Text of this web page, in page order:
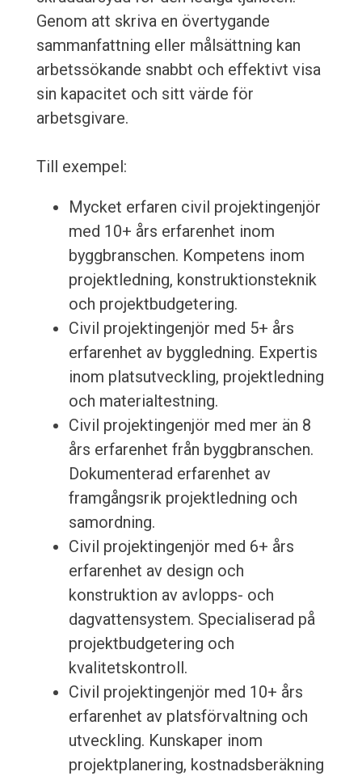
Genom att skriva en övertygande
sammanfattning eller målsättning kan
arbetssökande snabbt och effektivt visa
sin kapacitet och sitt värde för
arbetsgivare.
Till exempel:
Mycket erfaren civil projektingenjör
med 10+ års erfarenhet inom
byggbranschen. Kompetens inom
projektledning, konstruktionsteknik
och projektbudgetering.
Civil projektingenjör med 5+ års
erfarenhet av byggledning. Expertis
inom platsutveckling, projektledning
och materialtestning.
Civil projektingenjör med mer än 8
års erfarenhet från byggbranschen.
Dokumenterad erfarenhet av
framgångsrik projektledning och
samordning.
Civil projektingenjör med 6+ års
erfarenhet av design och
konstruktion av avlopps- och
dagvattensystem. Specialiserad på
projektbudgetering och
kvalitetskontroll.
Civil projektingenjör med 10+ års
erfarenhet av platsförvaltning och
utveckling. Kunskaper inom
projektplanering, kostnadsberäkning